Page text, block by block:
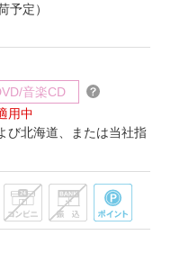
予定）
音楽CD
用中
び北海道、または当社指